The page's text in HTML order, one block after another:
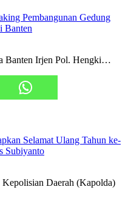
Pembangunan Gedung
Banten
Banten Irjen Pol. Hengki…
Selamat Ulang Tahun ke-
Subiyanto
Kepolisian Daerah (Kapolda)